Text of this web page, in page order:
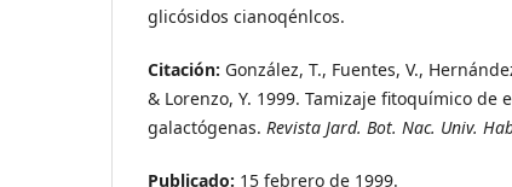
glicósidos cianoqénlcos.
Citación: González, T., Fuentes, V.,
& Lorenzo, Y. 1999. Tamizaje fitoquímico de
galactógenas. Revista Jard. Bot. Nac. Univ.
Publicado: 15 febrero de 1999.